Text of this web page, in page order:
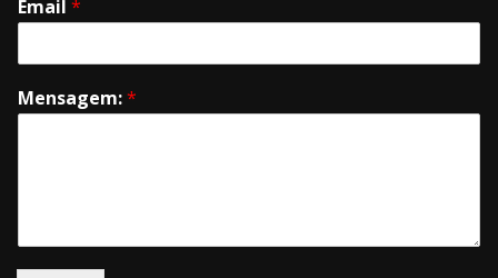
Email *
Mensagem:*